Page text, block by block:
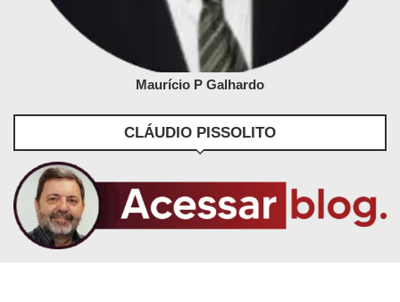
Maurício P Galhardo
CLÁUDIO PISSOLITO